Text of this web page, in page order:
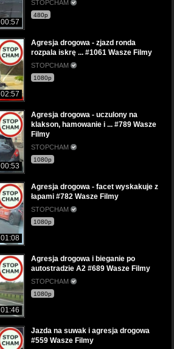
00:57
STOPCHAM
480p
02:57
Agresja drogowa - zjazd ronda
rozpala iskrę ... #1061 Wasze Filmy
STOPCHAM
1080p
00:53
Agresja drogowa - uczulony na
klakson, hamowanie i ... #789 Wasze
Filmy
STOPCHAM
1080p
01:08
Agresja drogowa - facet wyskakuje z
łapami #782 Wasze Filmy
STOPCHAM
1080p
01:46
Agresja drogowa i bieganie po
autostradzie A2 #689 Wasze Filmy
STOPCHAM
1080p
Jazda na suwak i agresja drogowa
#559 Wasze Filmy